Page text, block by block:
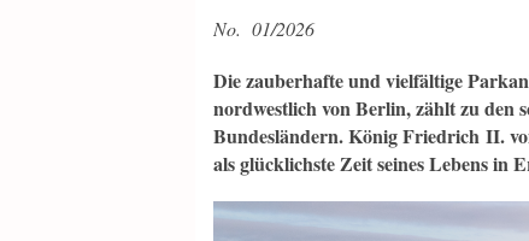
No. 01/2026
Die zauberhafte und vielfältige
nordwestlich von Berlin, zählt zu den
Bundesländern. König Friedrich II.
als glücklichste Zeit seines Lebens in